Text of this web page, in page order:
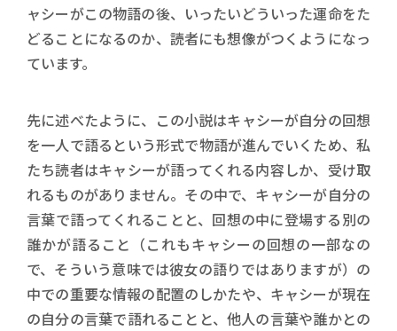
ャシーがこの物語の後、いったいどういった運命をた
どることになるのか、読者にも想像がつくようになっ
ています。
先に述べたように、この小説はキャシーが自分の回想
を一人で語るという形式で物語が進んでいくため、私
たち読者はキャシーが語ってくれる内容しか、受け取
れるものがありません。その中で、キャシーが自分の
言葉で語ってくれることと、回想の中に登場する別の
誰かが語ること（これもキャシーの回想の一部なの
で、そういう意味では彼女の語りではありますが）の
中での重要な情報の配置のしかたや、キャシーが現在
の自分の言葉で語れることと、他人の言葉や誰かとの